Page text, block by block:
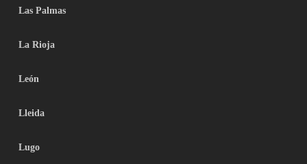
Las Palmas
La Rioja
León
Lleida
Lugo